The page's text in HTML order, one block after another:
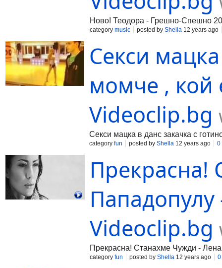
Ново! Теодора - Грешно-Спешно
category music posted by Shella 12 years ago
Секси
момче , кой
Videoclip.bg
Секси мацка в данс закачка с
category fun posted by Shella 12 years ago 0
Прекрасна!
Videoclip.bg
Прекрасна! Станахме Чужди -
category fun posted by Shella 12 years ago 0